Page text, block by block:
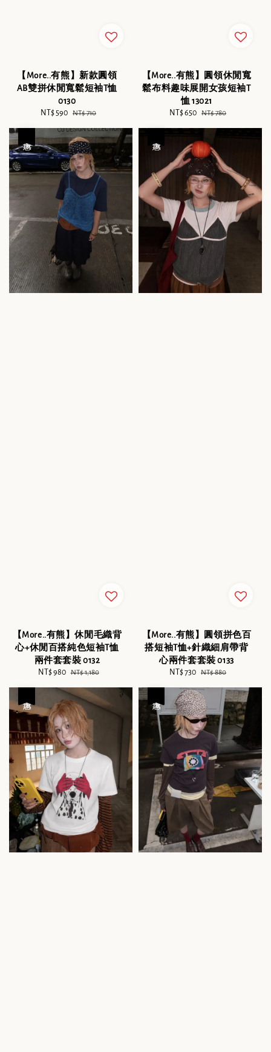
【More..有熊】新款圓領
AB雙拼休閒寬鬆短袖T恤
0130
Sale
NT$ 590 Regular
NT$ 710
【More..有熊】圓領休閒寬
鬆布料趣味展開女孩短袖T
恤 13021
Sale
NT$ 650 Regular
NT$ 780
【More..有熊】休閒毛織背
心+休閒百搭純色短袖T恤
兩件套套裝 0132
Sale
NT$ 980 Regular
NT$ 1,180
【More..有熊】圓領拼色百
搭短袖T恤+針織細肩帶背
心兩件套套裝 0133
Sale
NT$ 730 Regular
NT$ 880